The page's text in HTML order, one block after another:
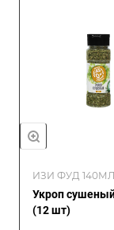
ИЗИ ФУД 140МЛ
Укроп
(12 шт)